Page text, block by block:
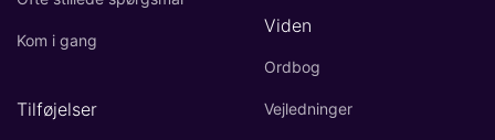
Kom i gang
Tilføjelser
Viden
Ordbog
Vejledninger